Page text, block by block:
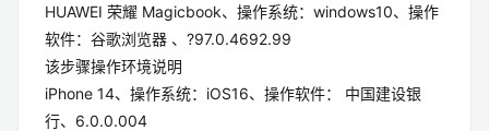
HUAWEI 荣耀 Magicbook、操作系统：windows10、操作
软件：谷歌浏览器 、?97.0.4692.99
该步骤操作环境说明
iPhone 14、操作系统：iOS16、操作软件： 中国建设银
行、6.0.0.004